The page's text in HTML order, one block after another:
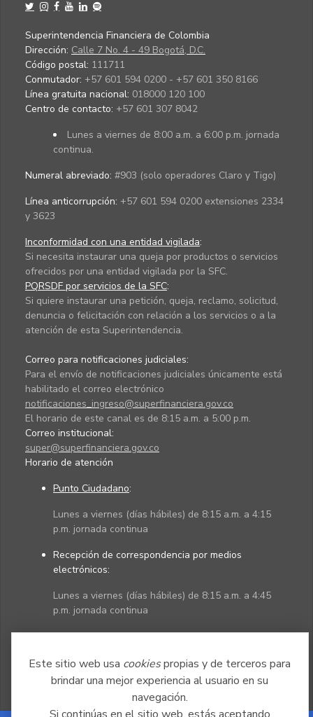
Este sitio web usa cookiespropias y de terceros para
brindar una mejor experiencia al usuario en su
navegación.
Superintendencia Financiera de Colombia
Dirección: Calle 7 No. 4 - 49 Bogotá, D.C.
Código postal: 111711
Conmutador: +57 601 594 0200 - +57 601 350 8166
Línea gratuita nacional: 018000 120 100
Centro de contacto: +57 601 307 8042
Lunes a viernes de 8:00 a.m. a 6:00 p.m. jornada
continua.
Numeral abreviado: #903 (solo operadores Claro y Tigo)
Línea anticorrupción: +57 601 594 0200 extensiones 2334
y 3623
Inconformidad con una entidad vigilada:
Si necesita instaurar una queja por productos o servicios
ofrecidos por una entidad vigilada por la SFC.
PQRSDF por servicios de la SFC:
Si quiere instaurar una petición, queja, reclamo, solicitud,
denuncia o felicitación con relación a los servicios o a la
atención de esta Superintendencia.
Correo para notificaciones judiciales:
Para el envío de notificaciones judiciales únicamente está
habilitado el correo electrónico
notificaciones_ingreso@superfinanciera.gov.co
El horario de este canal es de 8:15 a.m. a 5:00 p.m.
Correo institucional:
super@superfinanciera.gov.co
Horario de atención
Punto Ciudadano:
Lunes a viernes (días hábiles) de 8:15 a.m. a 4:15
p.m. jornada continua
Recepción de correspondencia por medios
electrónicos:
Lunes a viernes (días hábiles) de 8:15 a.m. a 4:45
p.m. jornada continua